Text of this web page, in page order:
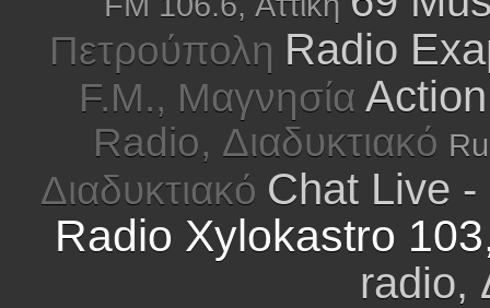
Πετρούπολη Radio
F.M., Μαγνησία
Radio, Διαδυκτιακό
Διαδυκτιακό Chat Live
Radio Xylokastro
radio,